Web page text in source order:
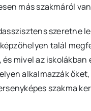
más szakmáról
szeretne
talál
mivel az iskolákban
alkalmazzák őket,
szakma